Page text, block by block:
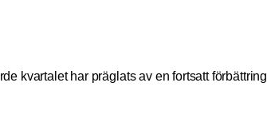
kvartalet har präglats av en fortsatt förbättring